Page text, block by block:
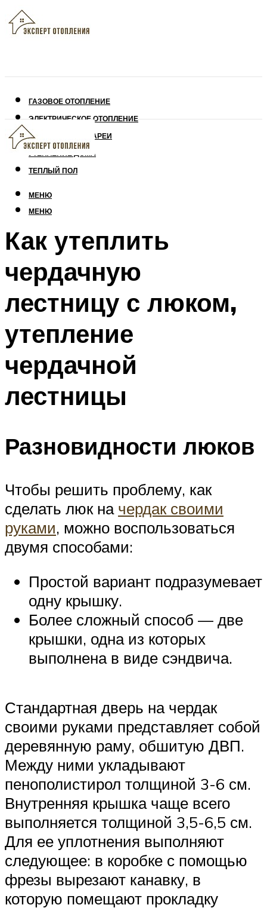
ГАЗОВОЕ ОТОПЛЕНИЕ
ЭЛЕКТРИЧЕСКОЕ ОТОПЛЕНИЕ
СОЛНЕЧНЫЕ БАТАРЕИ
УТЕПЛЕНИЕ ДОМА
ТЕПЛЫЙ ПОЛ
МЕНЮ
МЕНЮ
Как утеплить
чердачную
лестницу с люком,
утепление
чердачной
лестницы
Разновидности люков
Чтобы решить проблему, как
сделать люк на чердак своими
руками, можно воспользоваться
двумя способами:
Простой вариант подразумевает
одну крышку.
Более сложный способ — две
крышки, одна из которых
выполнена в виде сэндвича.
Стандартная дверь на чердак
своими руками представляет собой
деревянную раму, обшитую ДВП.
Между ними укладывают
пенополистирол толщиной 3-6 см.
Внутренняя крышка чаще всего
выполняется толщиной 3,5-6,5 см.
Для ее уплотнения выполняют
следующее: в коробке с помощью
фрезы вырезают канавку, в
которую помещают прокладку